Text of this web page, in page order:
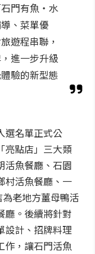
門有魚・水
、菜單優
遊程串聯，
進一步升級
驗的新型態
選名單正式公
亮點店」三大類
活魚餐廳、石園
村活魚餐廳、一
老地方薑母鴨活
廳。後續將針對
設計、招牌料理
作，讓石門活魚